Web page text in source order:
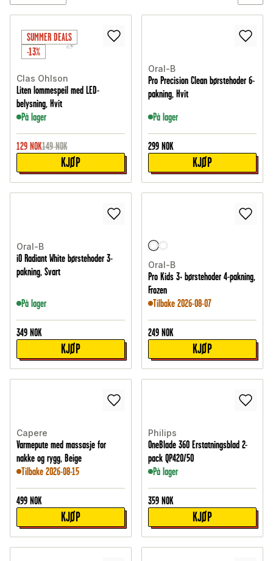
SUMMER DEALS
-13%
Clas Ohlson
Liten lommespeil med LED-
belysning, Hvit
På lager
129 NOK149 NOK
KJØP
Oral-B
Pro Precision Clean børstehoder 6-
pakning, Hvit
På lager
299 NOK
KJØP
Oral-B
iO Radiant White børstehoder 3-
pakning, Svart
På lager
349 NOK
KJØP
Oral-B
Pro Kids 3+ børstehoder 4-pakning,
Frozen
Tilbake 2026-08-07
249 NOK
KJØP
Capere
Varmepute med massasje for
nakke og rygg, Beige
Tilbake 2026-08-15
499 NOK
KJØP
Philips
OneBlade 360 Erstatningsblad 2-
pack QP420/50
På lager
359 NOK
KJØP